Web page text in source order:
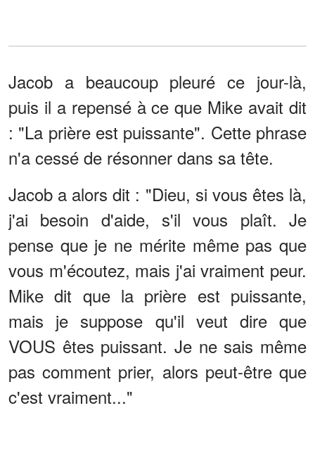
Jacob a beaucoup pleuré ce jour-là,
puis il a repensé à ce que Mike avait dit
: "La prière est puissante". Cette phrase
n'a cessé de résonner dans sa tête.
Jacob a alors dit : "Dieu, si vous êtes là,
j'ai besoin d'aide, s'il vous plaît. Je
pense que je ne mérite même pas que
vous m'écoutez, mais j'ai vraiment peur.
Mike dit que la prière est puissante,
mais je suppose qu'il veut dire que
VOUS êtes puissant. Je ne sais même
pas comment prier, alors peut-être que
c'est vraiment..."